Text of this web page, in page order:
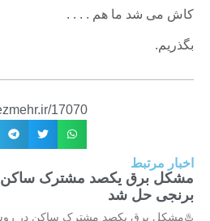
کاش می شد ما هم . . . .
بگذریم.
17070
اخبار مرتبط
مشکل برق یکصد مشترک ساکن
برنجی حل شد
♨️مشکل برق یکصد مشترک ساکن در